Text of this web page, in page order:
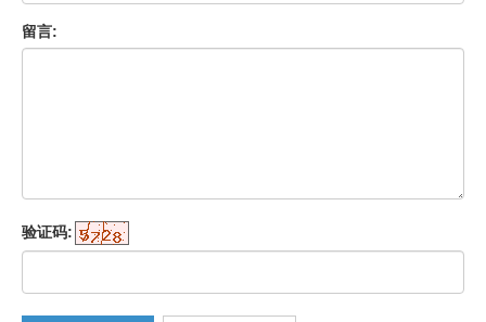
留言:
验证码: